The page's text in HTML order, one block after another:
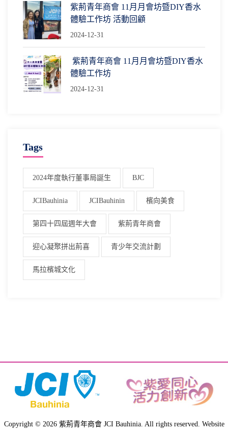
紫荊青年商會 11月月會坊暨DIY香水
體驗工作坊 活動回顧
2024-12-31
紫荊青年商會 11月月會坊暨DIY香水
體驗工作坊
2024-12-31
Tags
2024年度執行董事局誕生 BJC
JCIBauhinia JCIBauhinin 檳向美食
第四十四屆週年大會 紫荊青年商會
迎心凝聚拼出荊喜 青少年交流計劃
馬拉檳城文化
Copyright © 2026 紫荊青年商會 JCI Bauhinia. All rights reserved. Website